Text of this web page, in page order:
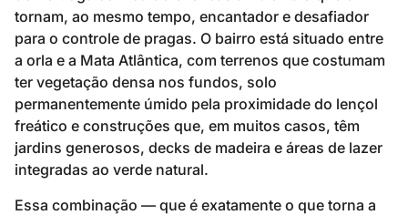
tornam, ao mesmo tempo, encantador e desafiador
para o controle de pragas. O bairro está situado entre
a orla e a Mata Atlântica, com terrenos que costumam
ter vegetação densa nos fundos, solo
permanentemente úmido pela proximidade do lençol
freático e construções que, em muitos casos, têm
jardins generosos, decks de madeira e áreas de lazer
integradas ao verde natural.
Essa combinação — que é exatamente o que torna a